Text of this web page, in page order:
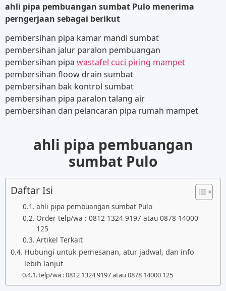
ahli pipa pembuangan sumbat Pulo menerima
perngerjaan sebagai berikut
pembersihan pipa kamar mandi sumbat
pembersihan jalur paralon pembuangan
pembersihan pipa wastafel cuci piring mampet
pembersihan floow drain sumbat
pembersihan bak kontrol sumbat
pembersihan pipa paralon talang air
pembersihan dan pelancaran pipa rumah mampet
ahli pipa pembuangan
sumbat Pulo
Daftar Isi
ahli pipa pembuangan sumbat Pulo
Order telp/wa : 0812 1324 9197 atau 0878 14000
125
Artikel Terkait
Hubungi untuk pemesanan, atur jadwal, dan info
lebih lanjut
telp/wa : 0812 1324 9197 atau 0878 14000 125